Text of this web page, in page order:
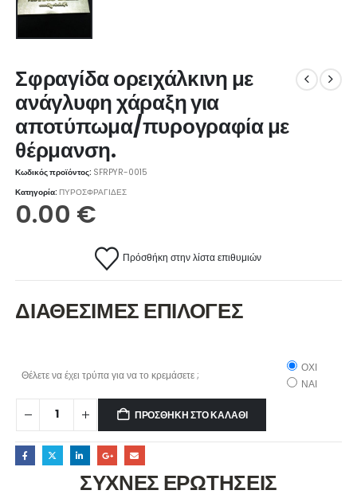
Σφραγίδα ορειχάλκινη με
ανάγλυφη χάραξη για
αποτύπωμα/πυρογραφία με
θέρμανση.
Κωδικός προϊόντος: SFRPYR-0015
Κατηγορία:ΠΥΡΟΣΦΡΑΓΙΔΕΣ
0.00 €
Πρόσθήκη στην λίστα επιθυμιών
ΔΙΑΘΕΣΙΜΕΣ ΕΠΙΛΟΓΕΣ
Θέλετε να έχει τρύπα για να το κρεμάσετε ;
ΟΧΙ
ΝΑΙ
ΠΡΟΣΘΉΚΗ ΣΤΟ ΚΑΛΆΘΙ
ΣΥΧΝΕΣ ΕΡΩΤΗΣΕΙΣ